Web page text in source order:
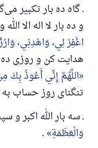
ـ گاه ده بار تکبیر
و ده بار لا اله الا
اغْفِرْ لِي، وَاهْدِنِي،
هدایت کن و روزی
اللَّهُمَّ إِنِّي أَعُوذُ
تنگنای روز حساب
ـ سه بار الله اکبر و
وَالْعَظَمَةِ .